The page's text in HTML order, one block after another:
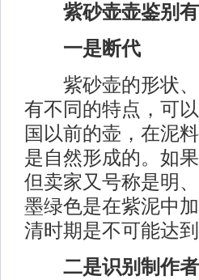
紫砂壶壶鉴别有
一是断代
紫砂壶的形状、
有不同的特点，可
国以前的壶，在泥
是自然形成的。如
但卖家又号称是明
墨绿色是在紫泥中
清时期是不可能达到
二是识别制作者